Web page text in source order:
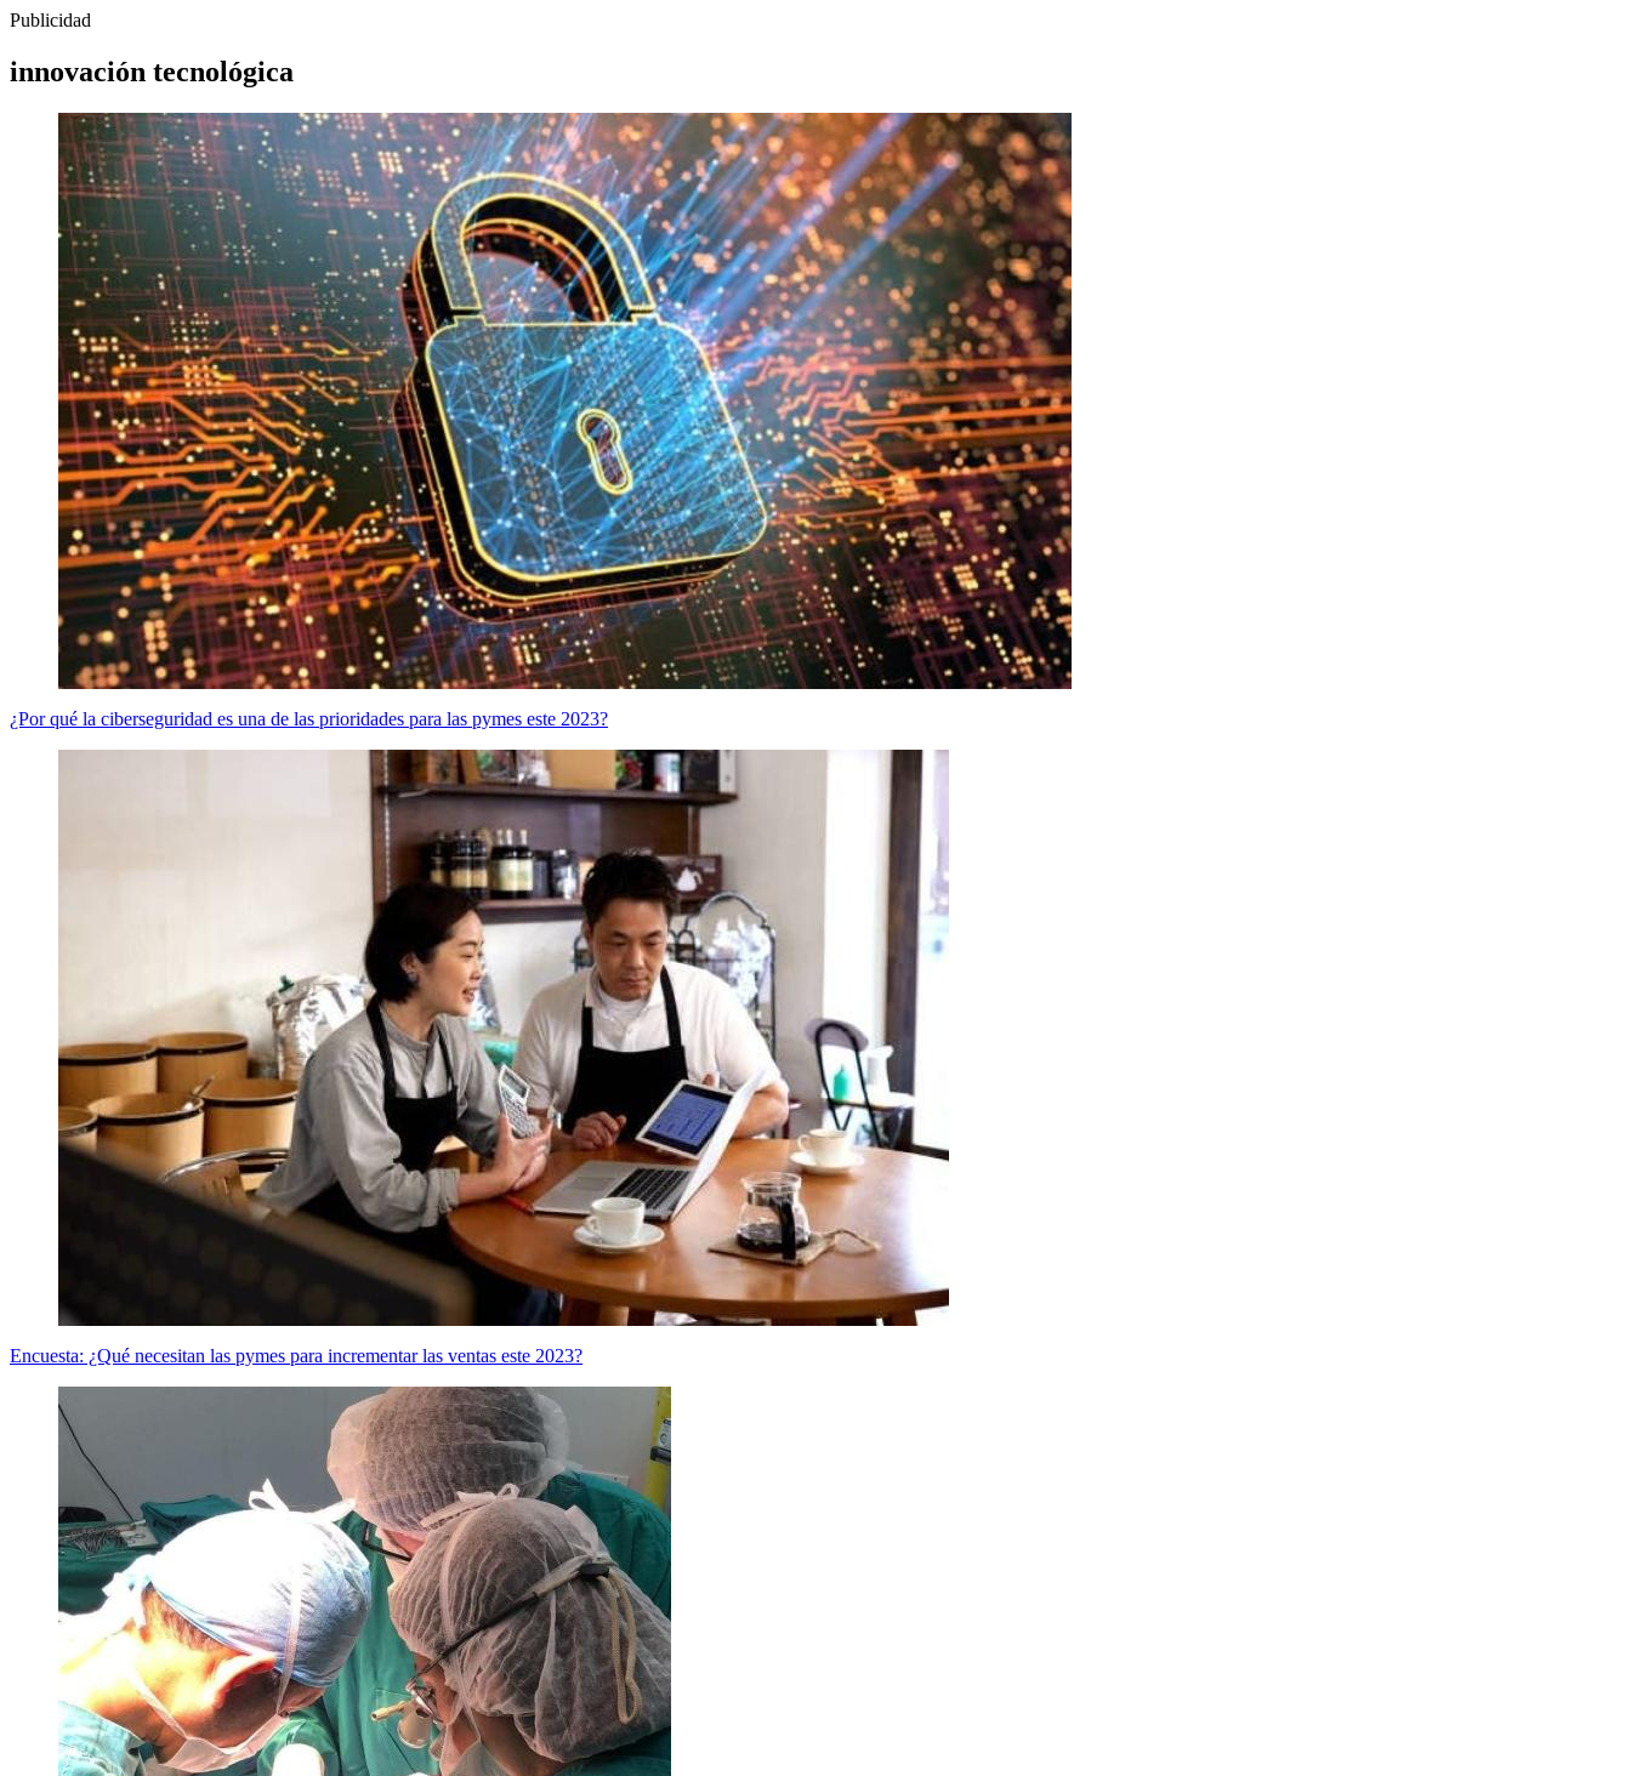
Publicidad
innovación tecnológica
¿Por qué la ciberseguridad es una de las prioridades para las pymes este 2023?
Encuesta: ¿Qué necesitan las pymes para incrementar las ventas este 2023?